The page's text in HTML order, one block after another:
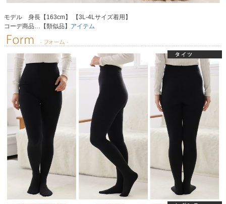
モデル 身長【163cm】 【3L-4Lサイズ着用】
コーデ商品…【類似品】 アイテム